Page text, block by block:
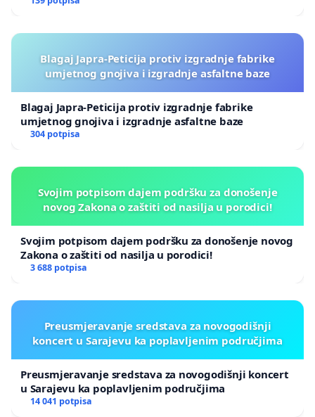
Blagaj Japra-Peticija protiv izgradnje fabrike
umjetnog gnojiva i izgradnje asfaltne baze
Blagaj Japra-Peticija protiv izgradnje fabrike
umjetnog gnojiva i izgradnje asfaltne baze
304 potpisa
Svojim potpisom dajem podršku za donošenje
novog Zakona o zaštiti od nasilja u porodici!
Svojim potpisom dajem podršku za donošenje novog
Zakona o zaštiti od nasilja u porodici!
3 688 potpisa
Preusmjeravanje sredstava za novogodišnji
koncert u Sarajevu ka poplavljenim područjima
Preusmjeravanje sredstava za novogodišnji koncert
u Sarajevu ka poplavljenim područjima
14 041 potpisa